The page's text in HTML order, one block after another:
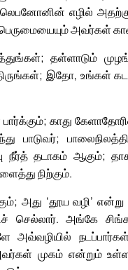
லெபனோனின் எழில்
அவர்கள்
தள்ளாடும்
இதோ, உங்கள்
காது
பாடுவர்;
தடாகம் ஆகும்;
நிற்கும்.
அது ‘தூய வழி’
செல்லார். அங்கே
அவ்வழியில்
முகம் என்றும் உள்ள